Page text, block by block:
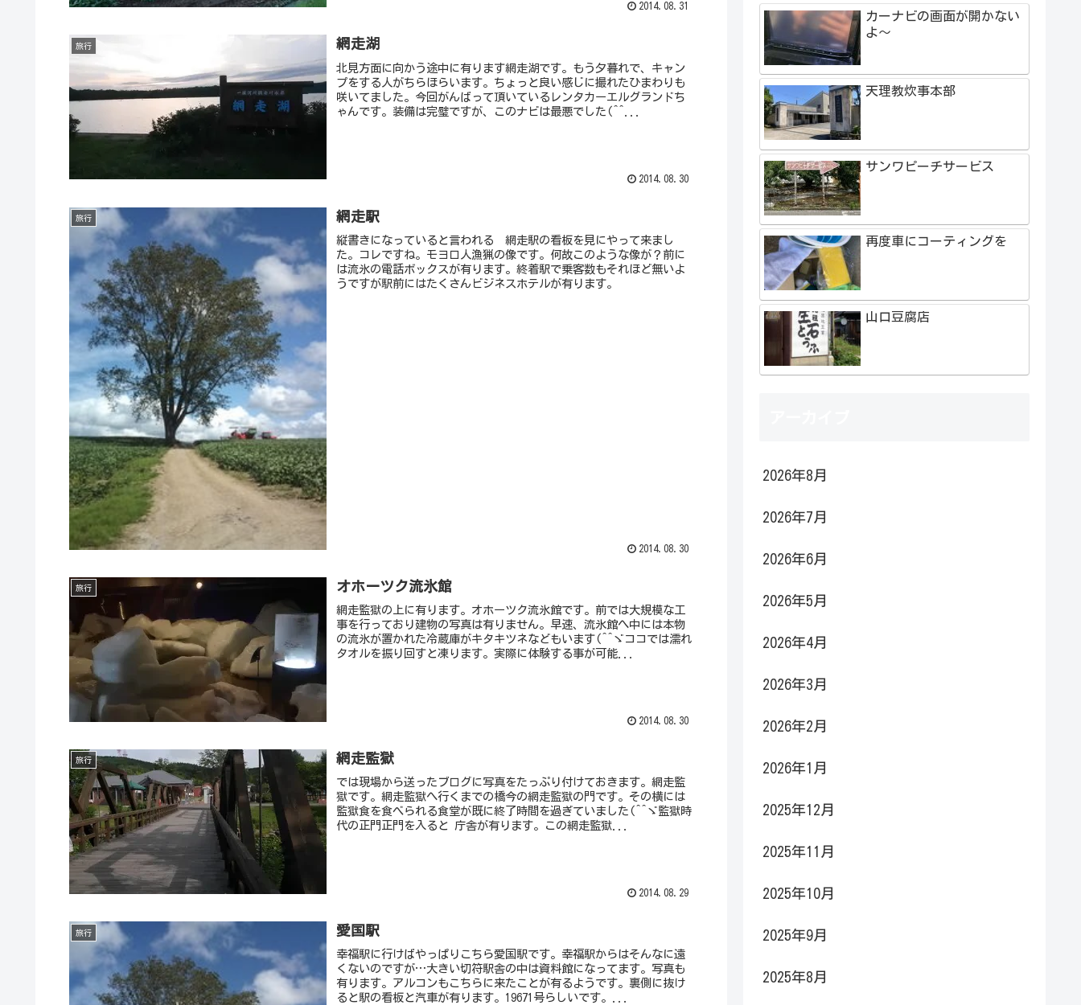
2014.08.31
旅行 網走湖
北見方面に向かう途中に有ります網走湖です。もう夕暮れで、キャン
プをする人がちらほらいます。ちょっと良い感じに撮れたひまわりも
咲いてました。今回がんばって頂いているレンタカーエルグランドち
ゃんです。装備は完璧ですが、このナビは最悪でした(^^...
2014.08.30
旅行 網走駅
縦書きになっていると言われる 網走駅の看板を見にやって来まし
た。コレですね。モヨロ人漁猟の像です。何故このような像が？前に
は流氷の電話ボックスが有ります。終着駅で乗客数もそれほど無いよ
うですが駅前にはたくさんビジネスホテルが有ります。
2014.08.30
旅行 オホーツク流氷館
網走監獄の上に有ります。オホーツク流氷館です。前では大規模な工
事を行っており建物の写真は有りません。早速、流氷館へ中には本物
の流氷が置かれた冷蔵庫がキタキツネなどもいます(^^ゞココでは濡れ
タオルを振り回すと凍ります。実際に体験する事が可能...
2014.08.30
旅行 網走監獄
では現場から送ったブログに写真をたっぷり付けておきます。網走監
獄です。網走監獄へ行くまでの橋今の網走監獄の門です。その横には
監獄食を食べられる食堂が既に終了時間を過ぎていました(^^ゞ監獄時
代の正門正門を入ると 庁舎が有ります。この網走監獄...
2014.08.29
旅行 愛国駅
幸福駅に行けばやっぱりこちら愛国駅です。幸福駅からはそんなに遠
くないのですが…大きい切符駅舎の中は資料館になってます。写真も
有ります。アルコンもこちらに来たことが有るようです。裏側に抜け
ると駅の看板と汽車が有ります。19671号らしいです。...
カーナビの画面が開かない
よ～
天理教炊事本部
サンワピーチサービス
再度車にコーティングを
山口豆腐店
2026年8月
2026年7月
2026年6月
2026年5月
2026年4月
2026年3月
2026年2月
2026年1月
2025年12月
2025年11月
2025年10月
2025年9月
2025年8月